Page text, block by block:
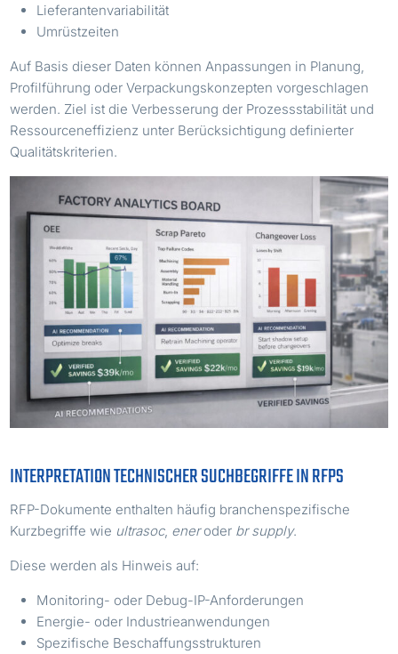
Lieferantenvariabilität
Umrüstzeiten
Auf Basis dieser Daten können Anpassungen in Planung,
Profilführung oder Verpackungskonzepten vorgeschlagen
werden. Ziel ist die Verbesserung der Prozessstabilität und
Ressourceneffizienz unter Berücksichtigung definierter
Qualitätskriterien.
INTERPRETATION TECHNISCHER SUCHBEGRIFFE IN RFPS
RFP-Dokumente enthalten häufig branchenspezifische
Kurzbegriffe wie ultrasoc, eneroder br supply.
Diese werden als Hinweis auf:
Monitoring- oder Debug-IP-Anforderungen
Energie- oder Industrieanwendungen
Spezifische Beschaffungsstrukturen